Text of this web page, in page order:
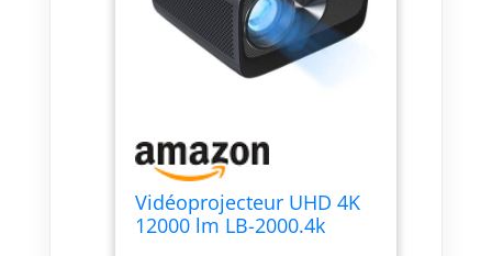
Vidéoprojecteur UHD 4K
12000 lm LB-2000.4k